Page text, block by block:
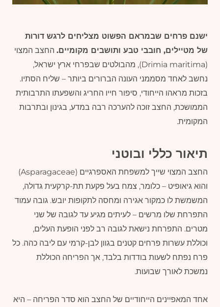
ישנם פרחים שבמראם הפשוט מצליחים לרגש דורות
של מטיילים, חובבי טבע ותושבים מקומיים. החצב המצוי
(Drimia maritima), מהבולטים שבפרחי ארץ ישראל,
נחשב לאחד מסממני העונה הברורים ביותר – שליח הסתיו.
בזכות מראהו הייחודי, סיפור חייו החריג והשפעתו התרבותית
הממושכת, החצב זוכה להערכה רבה במדע, בגינון ובתרבות
המקומית.
תיאור כללי ובוטני
החצב המצוי שייך למשפחת האספרגיים (Asparagaceae)
והוא גיאופיט – כלומר, צמח בעל פקעת תת-קרקעית גדולה,
המשמשת לו כמקור אגירה ומחסה לתקופות יובש. גובה עמוד
התפרחת שלו מרשים – לעיתים מגיע עד לגובה של שני
מטרים. התפרחת נישאת לגובה רב לפני הופעת העלים,
וכוללת עשרות פרחים קטנים בגוון לבן-קרמי עם ליבה כהה. כל
פרח נפתח לשעות בודדות בלבד, אך הפריחה הכוללת
נמשכת לאורך שבועות.
אחד המאפיינים הייחודיים של החצב הוא סדר הפריחה – היא